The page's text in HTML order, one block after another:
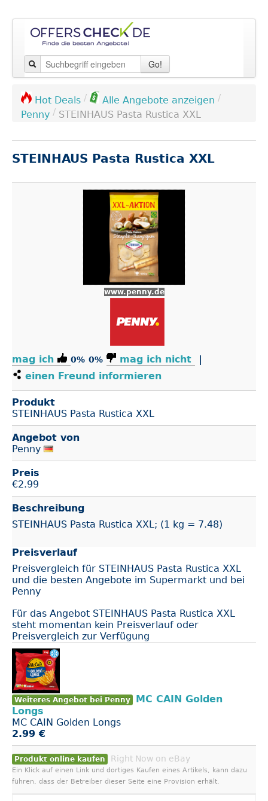
Go!
Hot Deals / Alle Angebote anzeigen /
Penny / STEINHAUS Pasta Rustica XXL
STEINHAUS Pasta Rustica XXL
www.penny.de
mag ich 0% 0% mag ich nicht
einen Freund informieren
Produkt
STEINHAUS Pasta Rustica XXL
Angebot von
Penny
Preis
€2.99
Beschreibung
STEINHAUS Pasta Rustica XXL; (1 kg = 7.48)
Preisverlauf
Preisvergleich für STEINHAUS Pasta Rustica XXL
und die besten Angebote im Supermarkt und bei
Penny
Für das Angebot STEINHAUS Pasta Rustica XXL
steht momentan kein Preisverlauf oder
Preisvergleich zur Verfügung
Weiteres Angebot bei Penny
MC CAIN Golden
Longs
MC CAIN Golden Longs
2.99 €
Produkt online kaufen Right Now on eBay
Ein Klick auf einen Link und dortiges Kaufen eines Artikels, kann dazu
führen, dass der Betreiber dieser Seite eine Provision erhält.